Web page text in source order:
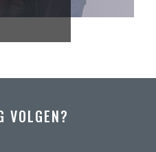
VOLGEN?